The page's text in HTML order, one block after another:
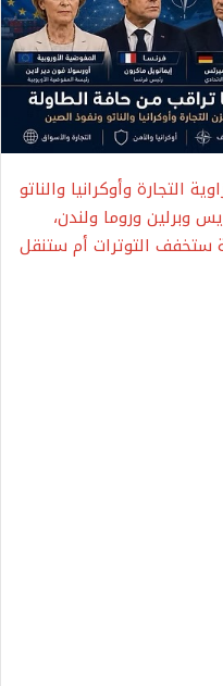
التجارة وأوكرانيا والناتو
وبرلين وروما ولندن،
ستخفف التوترات أم ستنقل